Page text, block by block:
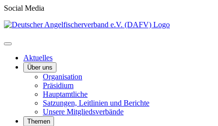
Social Media
Aktuelles
Über uns
Organisation
Präsidium
Hauptamtliche
Satzungen, Leitlinien und Berichte
Unsere Mitgliedsverbände
Themen